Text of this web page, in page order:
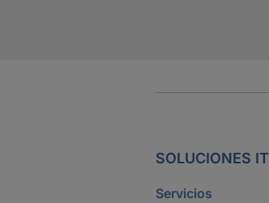
SOLUCIONES IT
Servicios